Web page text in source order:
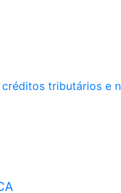
tributários e